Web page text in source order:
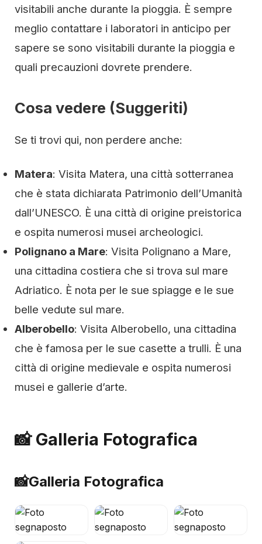
visitabili anche durante la pioggia. È sempre
meglio contattare i laboratori in anticipo per
sapere se sono visitabili durante la pioggia e
quali precauzioni dovrete prendere.
Cosa vedere (Suggeriti)
Se ti trovi qui, non perdere anche:
Matera: Visita Matera, una città sotterranea
che è stata dichiarata Patrimonio dell’Umanità
dall’UNESCO. È una città di origine preistorica
e ospita numerosi musei archeologici.
Polignano a Mare: Visita Polignano a Mare,
una cittadina costiera che si trova sul mare
Adriatico. È nota per le sue spiagge e le sue
belle vedute sul mare.
Alberobello: Visita Alberobello, una cittadina
che è famosa per le sue casette a trulli. È una
città di origine medievale e ospita numerosi
musei e gallerie d’arte.
📸 Galleria Fotografica
📸Galleria Fotografica